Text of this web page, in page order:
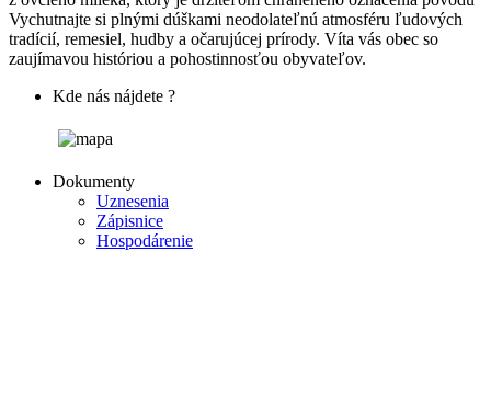
Vychutnajte si plnými dúškami neodolateľnú atmosféru ľudových
tradícií, remesiel, hudby a očarujúcej prírody. Víta vás obec so
zaujímavou históriou a pohostinnosťou obyvateľov.
Kde nás nájdete ?
Dokumenty
Uznesenia
Zápisnice
Hospodárenie